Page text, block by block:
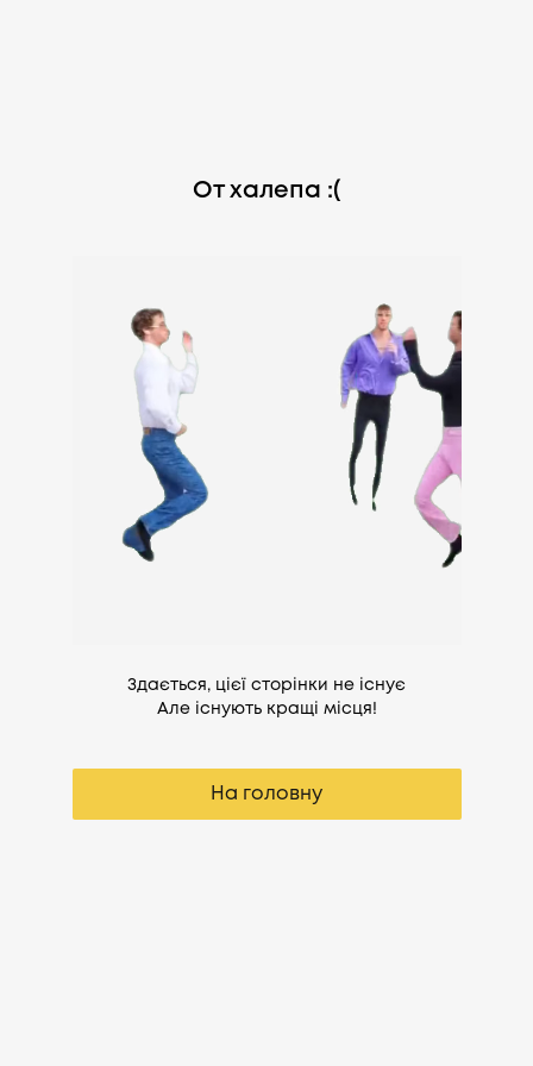
От халепа :(
Здається, цієї сторінки не існує
Але існують кращі місця!
На головну